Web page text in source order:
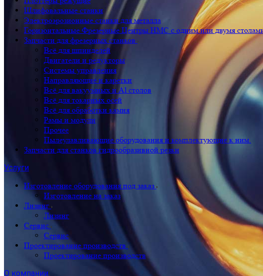
Шлифовальные станки
Электроэрозионные станки для металла
Горизонтальные Фрезерные Центры HMC с одним или двумя
Запчасти для фрезерных станков
Всё для шпинделей
Двигатели и редукторы
Системы управления
Направляющие и каретки
Всё для вакуумных и Al столов
Всё для токарных осей
Всё для обработки камня
Рамы и модули
Прочее
Пылеулавливающие оборудования и комплектующие к ним.
Запчасти для станков гидрообразивной резки
Услуги
Изготовление оборудования под заказ
Изготовление на заказ
Лизинг
Лизинг
Сервис
Сервис
Проектирование производств
Проектирование производств
О компании